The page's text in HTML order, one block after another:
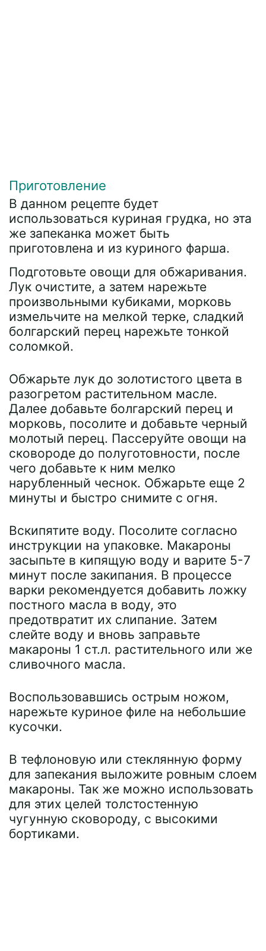
Приготовление
В данном рецепте будет
использоваться куриная грудка, но эта
же запеканка может быть
приготовлена и из куриного фарша.
Подготовьте овощи для обжаривания.
Лук очистите, а затем нарежьте
произвольными кубиками, морковь
измельчите на мелкой терке, сладкий
болгарский перец нарежьте тонкой
соломкой.
Обжарьте лук до золотистого цвета в
разогретом растительном масле.
Далее добавьте болгарский перец и
морковь, посолите и добавьте черный
молотый перец. Пассеруйте овощи на
сковороде до полуготовности, после
чего добавьте к ним мелко
нарубленный чеснок. Обжарьте еще 2
минуты и быстро снимите с огня.
Вскипятите воду. Посолите согласно
инструкции на упаковке. Макароны
засыпьте в кипящую воду и варите 5-7
минут после закипания. В процессе
варки рекомендуется добавить ложку
постного масла в воду, это
предотвратит их слипание. Затем
слейте воду и вновь заправьте
макароны 1 ст.л. растительного или же
сливочного масла.
Воспользовавшись острым ножом,
нарежьте куриное филе на небольшие
кусочки.
В тефлоновую или стеклянную форму
для запекания выложите ровным слоем
макароны. Так же можно использовать
для этих целей толстостенную
чугунную сковороду, с высокими
бортиками.